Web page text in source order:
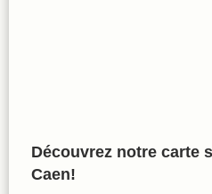
Découvrez notre carte
Caen!